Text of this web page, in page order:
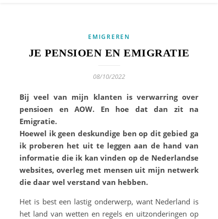
EMIGREREN
JE PENSIOEN EN EMIGRATIE
08/10/2022
Bij veel van mijn klanten is verwarring over
pensioen en AOW. En hoe dat dan zit na
Emigratie.
Hoewel ik geen deskundige ben op dit gebied ga
ik proberen het uit te leggen aan de hand van
informatie die ik kan vinden op de Nederlandse
websites, overleg met mensen uit mijn netwerk
die daar wel verstand van hebben.
Het is best een lastig onderwerp, want Nederland is
het land van wetten en regels en uitzonderingen op